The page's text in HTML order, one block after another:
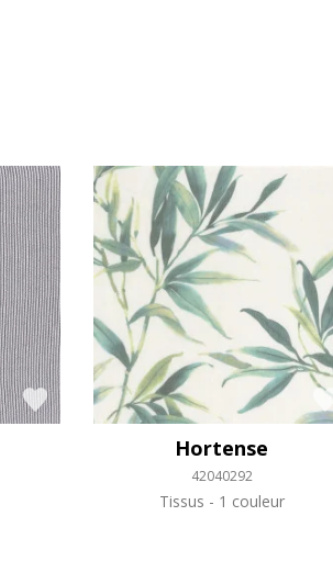
Hortense
42040292
Tissus 1 couleur